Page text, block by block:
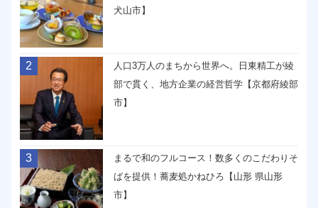
犬山市】
2
人口3万人のまちから世界へ。日東精工が綾
部で貫く、地方企業の経営哲学【京都府綾部
市】
3
まるで和のフルコース！数多くのこだわりそ
ばを提供！蕎麦処かねひろ【山形 県山形
市】